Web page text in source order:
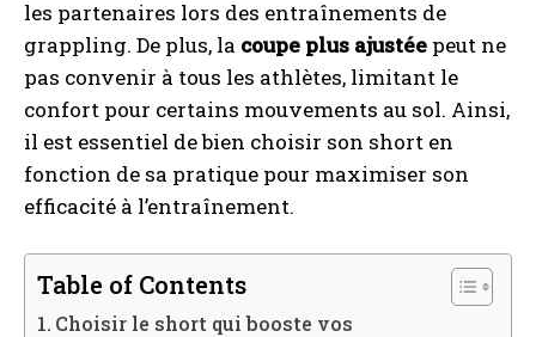
les partenaires lors des entraînements de
grappling. De plus, la coupe plus ajustée peut ne
pas convenir à tous les athlètes, limitant le
confort pour certains mouvements au sol. Ainsi,
il est essentiel de bien choisir son short en
fonction de sa pratique pour maximiser son
efficacité à l’entraînement.
Table of Contents
Choisir le short qui booste vos